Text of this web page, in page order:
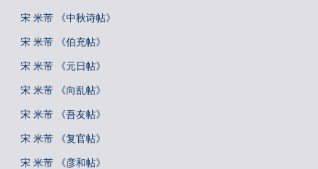
宋 米芾 《中秋诗帖》
宋 米芾 《伯充帖》
宋 米芾 《元日帖》
宋 米芾 《向乱帖》
宋 米芾 《吾友帖》
宋 米芾 《复官帖》
宋 米芾 《彦和帖》